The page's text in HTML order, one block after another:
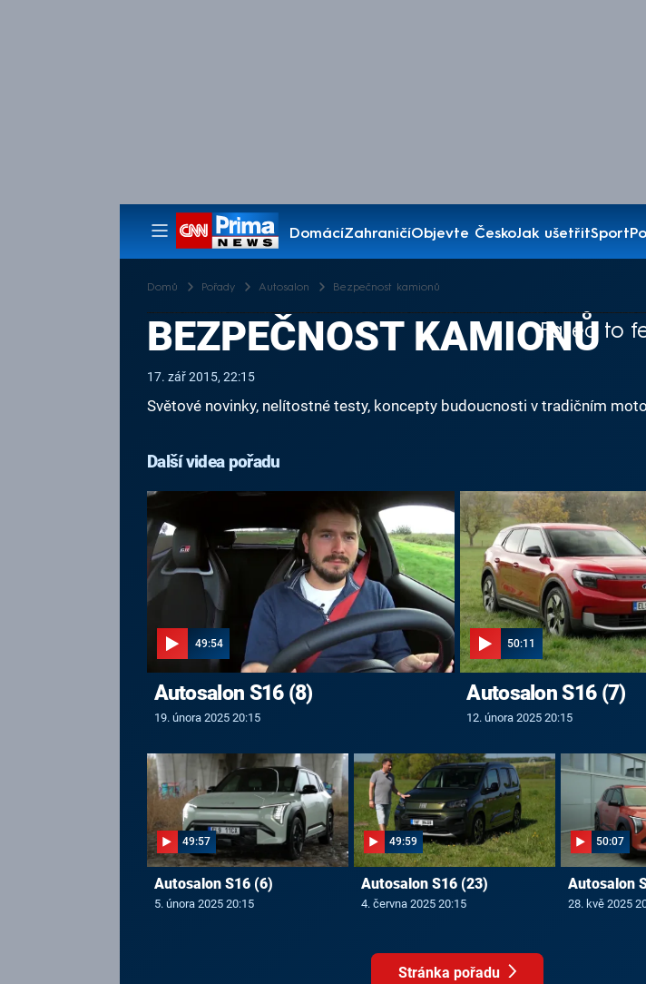
DomácíZahraničíObjevte ČeskoJak ušetřitSport
Pořady
Domů Pořady Autosalon Bezpečnost kamionů
Failed to
BEZPEČNOST KAMIONŮ
17. zář 2015, 22:15
Světové novinky, nelítostné testy, koncepty budoucnosti v tradičním
Další videa pořadu
49:54
Autosalon S16 (8)
19. února 2025 20:15
50:11
Autosalon S16 (7)
12. února 2025 20:15
49:57
Autosalon S16 (6)
5. února 2025 20:15
49:59
Autosalon S16 (23)
4. června 2025 20:15
50:07
Autosalon
28. kvě 2025
Stránka pořadu